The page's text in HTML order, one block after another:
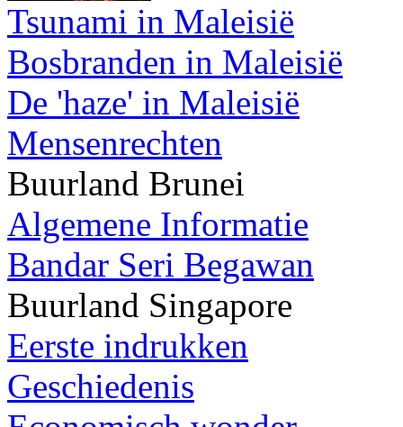
Tsunami in Maleisië
Bosbranden in Maleisië
De 'haze' in Maleisië
Mensenrechten
Buurland Brunei
Algemene Informatie
Bandar Seri Begawan
Buurland Singapore
Eerste indrukken
Geschiedenis